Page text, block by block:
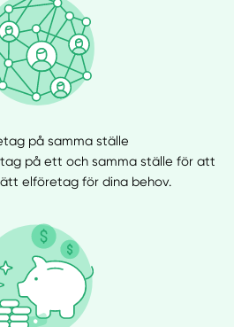
på samma ställe
på ett och samma ställe för att
elföretag för dina behov.